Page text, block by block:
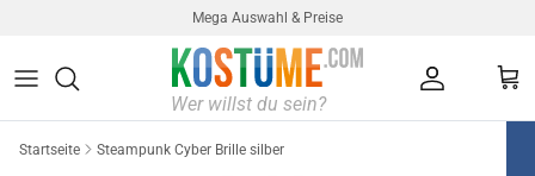
Mega Auswahl & Preise
Startseite Steampunk Cyber Brille silber